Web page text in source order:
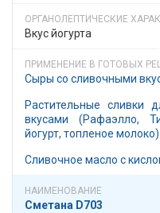
Вкус йогурта
Сыры со сливочными
Растительные сливки
вкусами (Рафаэлло,
йогурт, топленое молоко)
Сливочное масло с
Сметана D703